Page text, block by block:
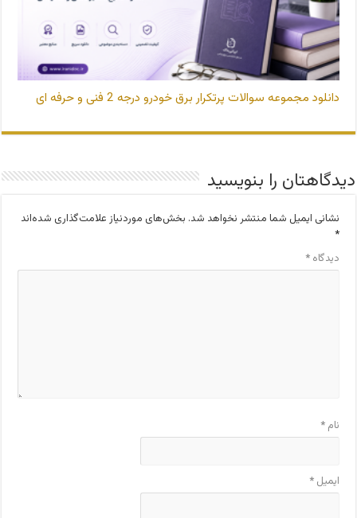
دانلود مجموعه سوالات پرتکرار برق خودرو درجه 2 فنی و حرفه ای
دیدگاهتان را بنویسید
نشانی ایمیل شما منتشر نخواهد شد. بخش‌های موردنیاز علامت‌گذاری شده‌اند
*
دیدگاه*
نام*
ایمیل*